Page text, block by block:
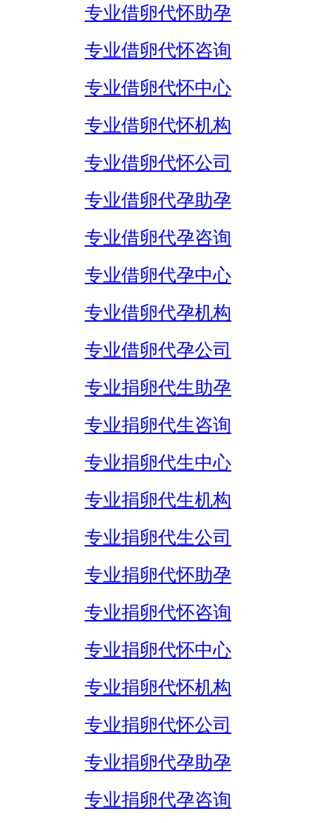
专业借卵代怀助孕
专业借卵代怀咨询
专业借卵代怀中心
专业借卵代怀机构
专业借卵代怀公司
专业借卵代孕助孕
专业借卵代孕咨询
专业借卵代孕中心
专业借卵代孕机构
专业借卵代孕公司
专业捐卵代生助孕
专业捐卵代生咨询
专业捐卵代生中心
专业捐卵代生机构
专业捐卵代生公司
专业捐卵代怀助孕
专业捐卵代怀咨询
专业捐卵代怀中心
专业捐卵代怀机构
专业捐卵代怀公司
专业捐卵代孕助孕
专业捐卵代孕咨询